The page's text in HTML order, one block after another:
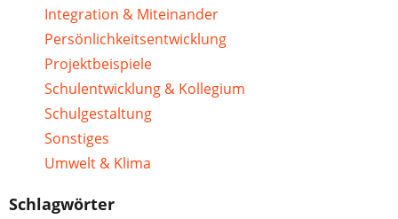
Integration & Miteinander
Persönlichkeitsentwicklung
Projektbeispiele
Schulentwicklung & Kollegium
Schulgestaltung
Sonstiges
Umwelt & Klima
Schlagwörter